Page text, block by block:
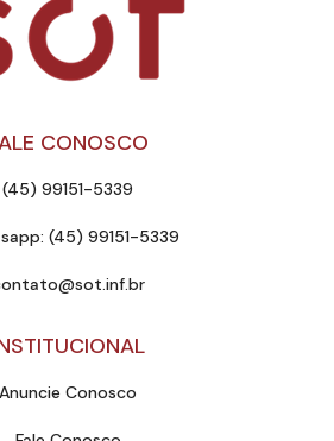
CONOSCO
(45) 99151-5339
(45) 99151-5339
Anuncie Conosco